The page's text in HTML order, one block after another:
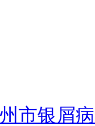
市银屑